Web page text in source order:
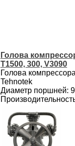
Голова
Т1500, 300, V3090
Голова
Tehnotek
Диаметр поршней: